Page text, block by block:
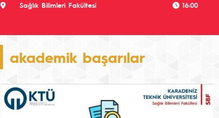
Sağlık Bilimleri Fakültesi
16:00
akademik başarılar